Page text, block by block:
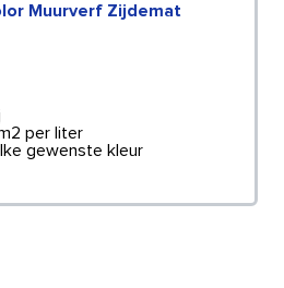
Muurverf Zijdemat
per liter
gewenste kleur